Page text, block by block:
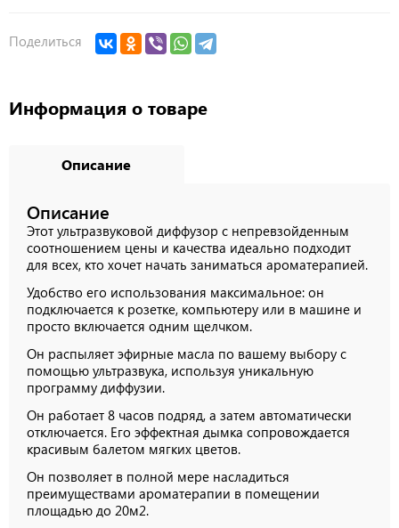
Поделиться
Информация о товаре
Описание
Описание
Этот ультразвуковой диффузор с непревзойденным
соотношением цены и качества идеально подходит
для всех, кто хочет начать заниматься ароматерапией.
Удобство его использования максимальное: он
подключается к розетке, компьютеру или в машине и
просто включается одним щелчком.
Он распыляет эфирные масла по вашему выбору с
помощью ультразвука, используя уникальную
программу диффузии.
Он работает 8 часов подряд, а затем автоматически
отключается. Его эффектная дымка сопровождается
красивым балетом мягких цветов.
Он позволяет в полной мере насладиться
преимуществами ароматерапии в помещении
площадью до 20м2.